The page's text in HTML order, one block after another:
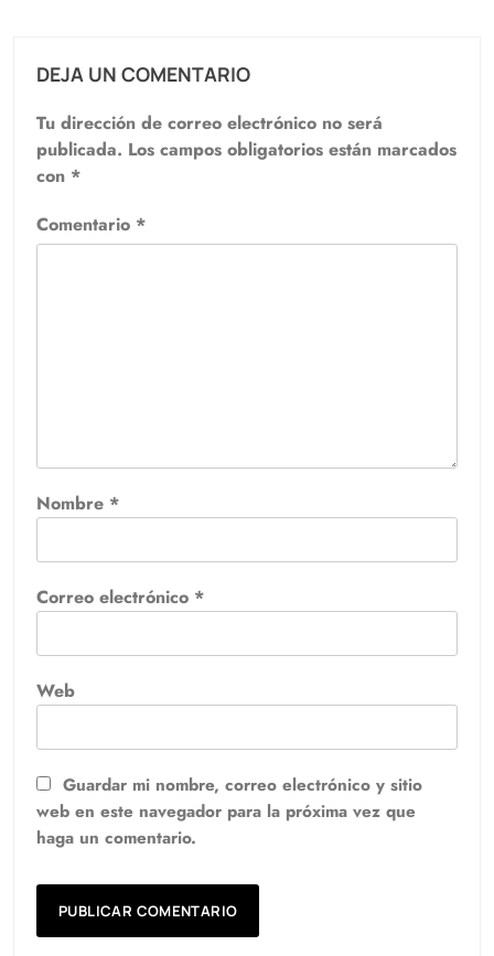
DEJA UN COMENTARIO
Tu dirección de correo electrónico no será
publicada. Los campos obligatorios están marcados
con *
Comentario *
Nombre *
Correo electrónico *
Web
Guardar mi nombre, correo electrónico y sitio
web en este navegador para la próxima vez que
haga un comentario.